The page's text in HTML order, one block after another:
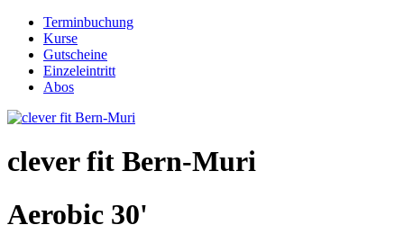
Terminbuchung
Kurse
Gutscheine
Einzeleintritt
Abos
clever fit Bern-Muri
Aerobic 30'